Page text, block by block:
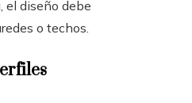
el diseño debe
o techos.